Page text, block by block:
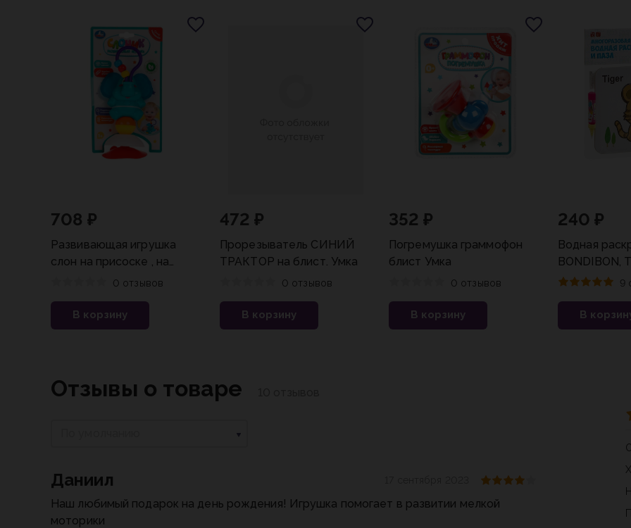
708 ₽
Развивающая игрушка
слон на присоске , на
блист. Умка0 отзывов
В корзину
472 ₽
Прорезыватель СИНИЙ
ТРАКТОР на блист. Умка
0 отзывов
В корзину
352 ₽
Погремушка граммофон
блист Умка
0 отзывов
В корзину
240 ₽
Водная
BONDIBON,
9
В
Отзывы о товаре
Даниил
Наш любимый подарок на день рождения! Игрушка помогает в развитии мелкой
моторики